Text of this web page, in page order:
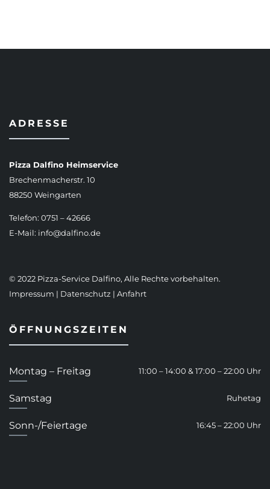
ADRESSE
Pizza Dalfino Heimservice
Brechenmacherstr. 10
88250 Weingarten
Telefon: 0751 – 42666
E-Mail: info@dalfino.de
© 2022 Pizza-Service Dalfino, Alle Rechte vorbehalten.
Impressum | Datenschutz | Anfahrt
ÖFFNUNGSZEITEN
Montag – Freitag 11:00 – 14:00 & 17:00 – 22:00 Uhr
Samstag Ruhetag
Sonn-/Feiertage 16:45 – 22:00 Uhr